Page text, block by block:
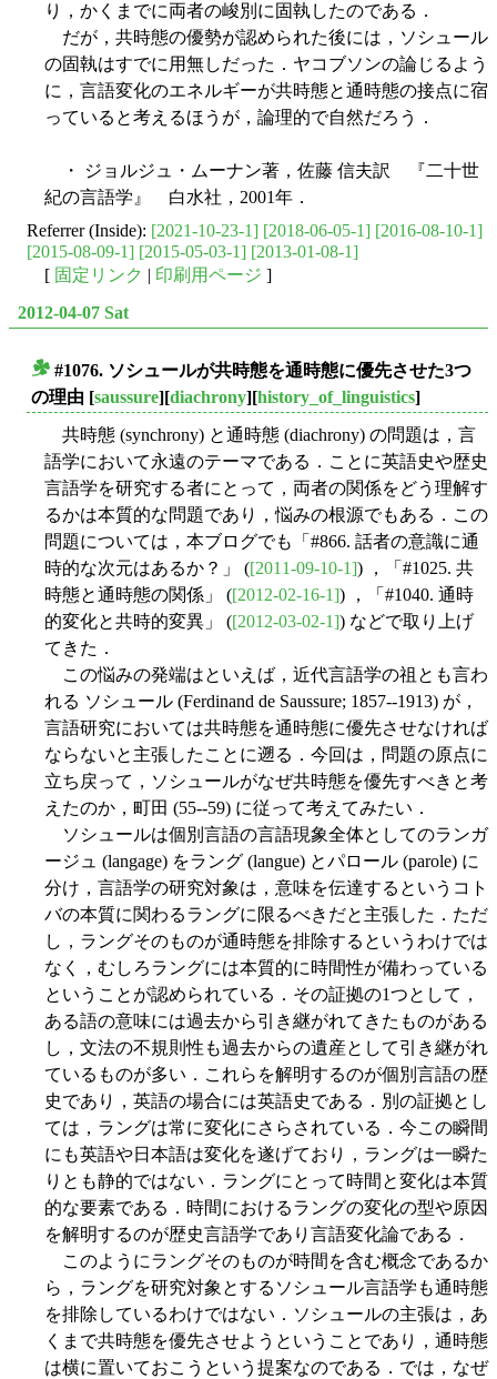
り，かくまでに両者の峻別に固執したのである．
だが，共時態の優勢が認められた後には，ソシュール
の固執はすでに用無しだった．ヤコブソンの論じるよう
に，言語変化のエネルギーが共時態と通時態の接点に宿
っていると考えるほうが，論理的で自然だろう．
・ ジョルジュ・ムーナン著，佐藤 信夫訳 『二十世
紀の言語学』 白水社，2001年．
Referrer (Inside): [2021-10-23-1] [2018-06-05-1] [2016-08-10-1]
[2015-08-09-1] [2015-05-03-1] [2013-01-08-1]
[ 固定リンク | 印刷用ページ ]
2012-04-07 Sat
#1076. ソシュールが共時態を通時態に優先させた3つ
の理由 [saussure][diachrony][history_of_linguistics]
共時態 (synchrony) と通時態 (diachrony) の問題は，言
語学において永遠のテーマである．ことに英語史や歴史
言語学を研究する者にとって，両者の関係をどう理解す
るかは本質的な問題であり，悩みの根源でもある．この
問題については，本ブログでも「#866. 話者の意識に通
時的な次元はあるか？」 ([2011-09-10-1]) ，「#1025. 共
時態と通時態の関係」 ([2012-02-16-1]) ，「#1040. 通時
的変化と共時的変異」 ([2012-03-02-1]) などで取り上げ
てきた．
この悩みの発端はといえば，近代言語学の祖とも言わ
れる ソシュール (Ferdinand de Saussure; 1857--1913) が，
言語研究においては共時態を通時態に優先させなければ
ならないと主張したことに遡る．今回は，問題の原点に
立ち戻って，ソシュールがなぜ共時態を優先すべきと考
えたのか，町田 (55--59) に従って考えてみたい．
ソシュールは個別言語の言語現象全体としてのランガ
ージュ (langage) をラング (langue) とパロール (parole) に
分け，言語学の研究対象は，意味を伝達するというコト
バの本質に関わるラングに限るべきだと主張した．ただ
し，ラングそのものが通時態を排除するというわけでは
なく，むしろラングには本質的に時間性が備わっている
ということが認められている．その証拠の1つとして，
ある語の意味には過去から引き継がれてきたものがある
し，文法の不規則性も過去からの遺産として引き継がれ
ているものが多い．これらを解明するのが個別言語の歴
史であり，英語の場合には英語史である．別の証拠とし
ては，ラングは常に変化にさらされている．今この瞬間
にも英語や日本語は変化を遂げており，ラングは一瞬た
りとも静的ではない．ラングにとって時間と変化は本質
的な要素である．時間におけるラングの変化の型や原因
を解明するのが歴史言語学であり言語変化論である．
このようにラングそのものが時間を含む概念であるか
ら，ラングを研究対象とするソシュール言語学も通時態
を排除しているわけではない．ソシュールの主張は，あ
くまで共時態を優先させようということであり，通時態
は横に置いておこうという提案なのである．では，なぜ